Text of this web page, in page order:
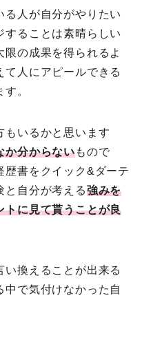
る人が自分がやりたい
することは素晴らしい
限の成果を得られるよ
て人にアピールできる
。
もいるかと思います
か分からないもので
歴書をクイック&ダーテ
と自分が考える強みを
トに見て貰うことが良
換えることが出来る
中で気付けなかった自